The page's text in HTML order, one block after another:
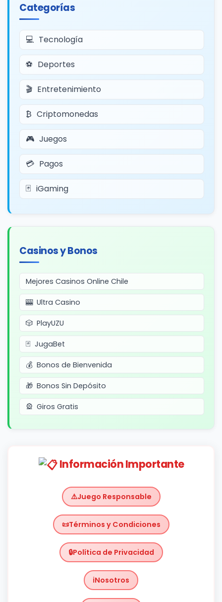
Categorías
Tecnología
Deportes
Entretenimiento
Criptomonedas
Juegos
Pagos
iGaming
Casinos y Bonos
Mejores Casinos Online Chile
Ultra Casino
PlayUZU
JugaBet
Bonos de Bienvenida
Bonos Sin Depósito
Giros Gratis
Información Importante
Juego Responsable
Términos y Condiciones
Política de Privacidad
Nosotros